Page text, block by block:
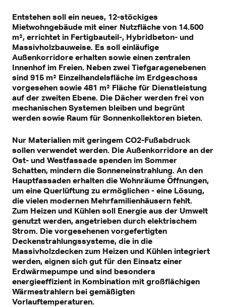
Entstehen soll ein neues, 12-stöckiges
Mietwohngebäude mit einer Nutzfläche von 14.500
m², errichtet in Fertigbauteil-, Hybridbeton- und
Massivholzbauweise. Es soll einläufige
Außenkorridore erhalten sowie einen zentralen
Innenhof im Freien. Neben zwei Tiefgaragenebenen
sind 915 m² Einzelhandelsfläche im Erdgeschoss
vorgesehen sowie 481 m² Fläche für Dienstleistung
auf der zweiten Ebene. Die Dächer werden frei von
mechanischen Systemen bleiben und begrünt
werden sowie Raum für Sonnenkollektoren bieten.
Nur Materialien mit geringem CO2-Fußabdruck
sollen verwendet werden. Die Außenkorridore an der
Ost- und Westfassade spenden im Sommer
Schatten, mindern die Sonneneinstrahlung. An den
Hauptfassaden erhalten die Wohnräume Öffnungen,
um eine Querlüftung zu ermöglichen - eine Lösung,
die vielen modernen Mehrfamilienhäusern fehlt.
Zum Heizen und Kühlen soll Energie aus der Umwelt
genutzt werden, angetrieben durch elektrischem
Strom. Die vorgesehenen vorgefertigten
Deckenstrahlungssysteme, die in die
Massivholzdecken zum Heizen und Kühlen integriert
werden, eignen sich gut für den Einsatz einer
Erdwärmepumpe und sind besonders
energieeffizient in Kombination mit großflächigen
Wärmestrahlern bei gemäßigten
Vorlauftemperaturen.